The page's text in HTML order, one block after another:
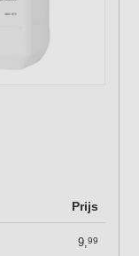
Prijs
9,99